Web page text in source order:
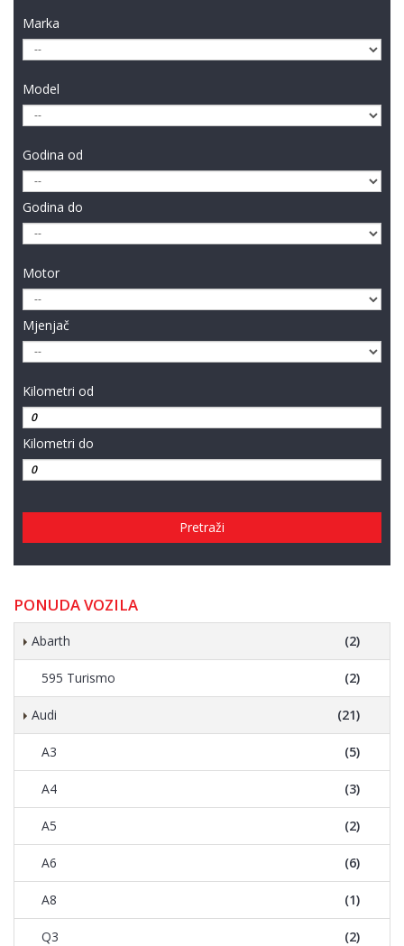
Marka
Model
Godina od
Godina do
Motor
Mjenjač
Kilometri od
Kilometri do
Pretraži
PONUDA VOZILA
Abarth (2)
595 Turismo (2)
Audi (21)
A3 (5)
A4 (3)
A5 (2)
A6 (6)
A8 (1)
Q3 (2)